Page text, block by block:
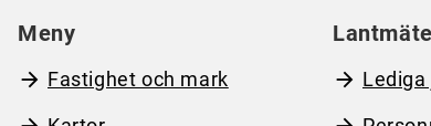
Meny
Fastighet och mark
Lediga